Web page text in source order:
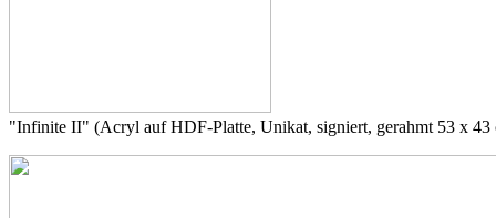
"Infinite II" (Acryl auf HDF-Platte, Unikat, signiert, gerahmt 53 x 43